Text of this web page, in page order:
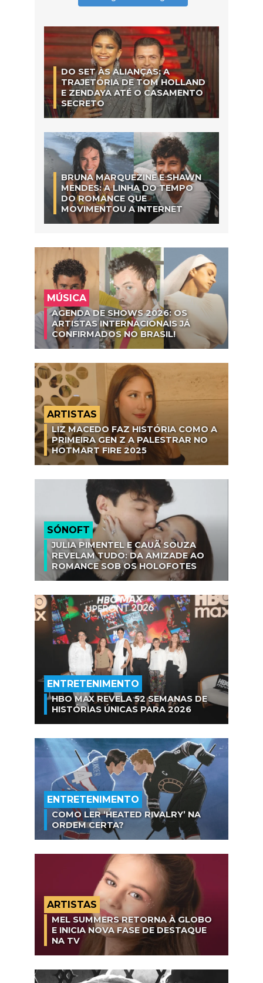
DO SET ÀS ALIANÇAS: A
TRAJETÓRIA DE TOM HOLLAND
E ZENDAYA ATÉ O CASAMENTO
SECRETO
BRUNA MARQUEZINE E SHAWN
MENDES: A LINHA DO TEMPO
DO ROMANCE QUE
MOVIMENTOU A INTERNET
MÚSICA
AGENDA DE SHOWS 2026: OS
ARTISTAS INTERNACIONAIS JÁ
CONFIRMADOS NO BRASIL!
ARTISTAS
LIZ MACEDO FAZ HISTÓRIA COMO A
PRIMEIRA GEN Z A PALESTRAR NO
HOTMART FIRE 2025
SÓNOFT
JULIA PIMENTEL E CAUÃ SOUZA
REVELAM TUDO: DA AMIZADE AO
ROMANCE SOB OS HOLOFOTES
ENTRETENIMENTO
HBO MAX REVELA 52 SEMANAS DE
HISTÓRIAS ÚNICAS PARA 2026
ENTRETENIMENTO
COMO LER ‘HEATED RIVALRY’ NA
ORDEM CERTA?
ARTISTAS
MEL SUMMERS RETORNA À GLOBO
E INICIA NOVA FASE DE DESTAQUE
NA TV